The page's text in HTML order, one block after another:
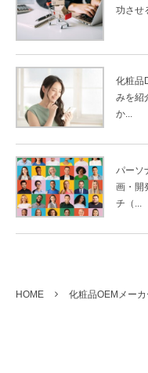
功させ
化粧品
みを紹
か...
パーソ
画・開
チ（...
HOME 化粧品OEMメー